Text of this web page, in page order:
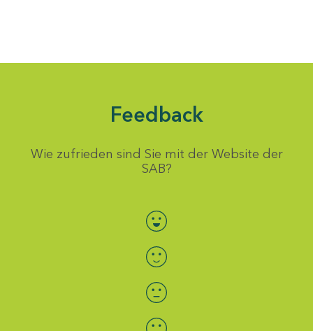
Feedback
Wie zufrieden sind Sie mit der Website der
SAB?
Bewertung auswählen